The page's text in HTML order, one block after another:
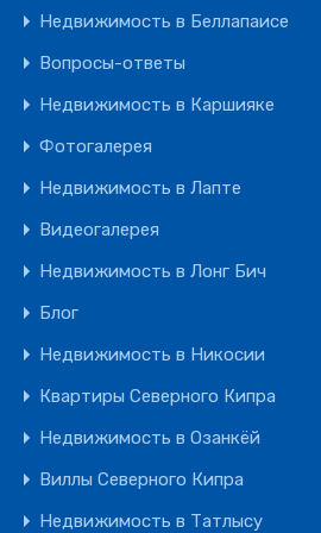
Недвижимость в Беллапаисе
Вопросы-ответы
Недвижимость в Каршияке
Фотогалерея
Недвижимость в Лапте
Видеогалерея
Недвижимость в Лонг Бич
Блог
Недвижимость в Никосии
Квартиры Северного Кипра
Недвижимость в Озанкёй
Виллы Северного Кипра
Недвижимость в Татлысу